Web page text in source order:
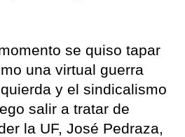
se quiso tapar
una virtual guerra
y el sindicalismo
salir a tratar de
la UF, José Pedraza,